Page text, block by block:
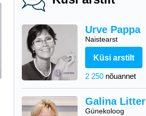
Urve Pappa
Naistearst
Küsi arstilt
2 250 nõuannet
Galina Litter
Günekoloog